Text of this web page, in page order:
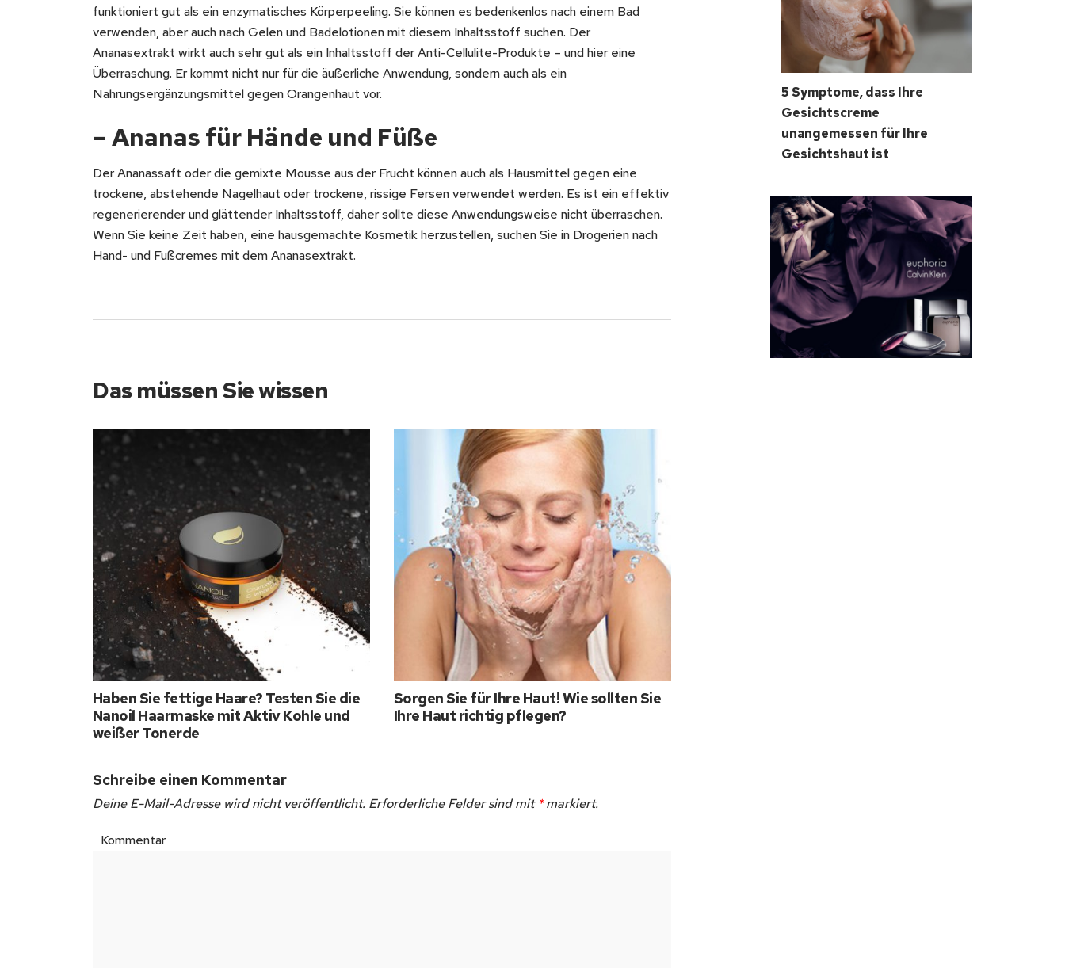
funktioniert gut als ein enzymatisches Körperpeeling. Sie können es bedenkenlos nach einem Bad
verwenden, aber auch nach Gelen und Badelotionen mit diesem Inhaltsstoff suchen. Der
Ananasextrakt wirkt auch sehr gut als ein Inhaltsstoff der Anti-Cellulite-Produkte – und hier eine
Überraschung. Er kommt nicht nur für die äußerliche Anwendung, sondern auch als ein
Nahrungsergänzungsmittel gegen Orangenhaut vor.
– Ananas für Hände und Füße
Der Ananassaft oder die gemixte Mousse aus der Frucht können auch als Hausmittel gegen eine
trockene, abstehende Nagelhaut oder trockene, rissige Fersen verwendet werden. Es ist ein effektiv
regenerierender und glättender Inhaltsstoff, daher sollte diese Anwendungsweise nicht überraschen.
Wenn Sie keine Zeit haben, eine hausgemachte Kosmetik herzustellen, suchen Sie in Drogerien nach
Hand- und Fußcremes mit dem Ananasextrakt.
Das müssen Sie wissen
Haben Sie fettige Haare? Testen Sie die
Nanoil Haarmaske mit Aktiv Kohle und
weißer Tonerde
Sorgen Sie für Ihre Haut! Wie sollten Sie
Ihre Haut richtig pflegen?
Schreibe einen Kommentar
Deine E-Mail-Adresse wird nicht veröffentlicht. Erforderliche Felder sind mit *markiert.
Kommentar
5 Symptome, dass Ihre
Gesichtscreme
unangemessen für Ihre
Gesichtshaut ist